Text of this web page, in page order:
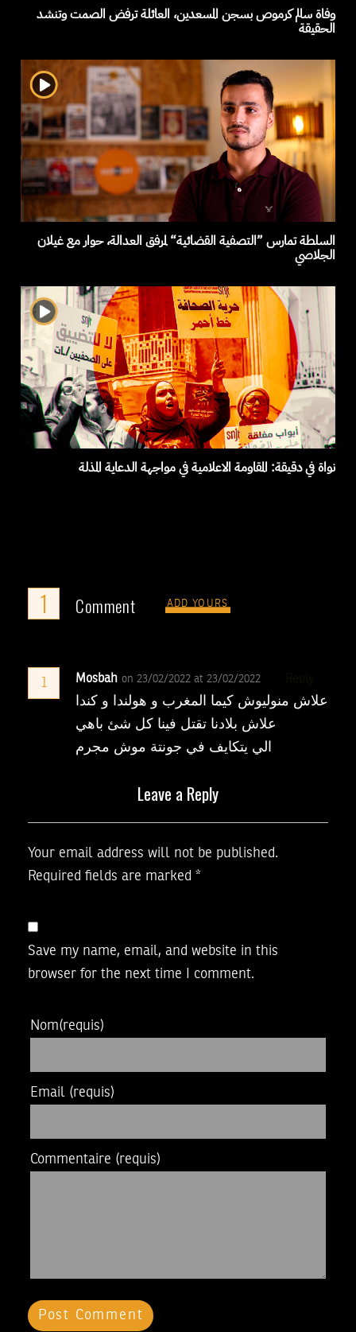
وفاة سالم كرموص بسجن المسعدين، العائلة ترفض الصمت وتنشد
الحقيقة
السلطة تمارس ”التصفية القضائية“ لمرفق العدالة، حوار مع غيلان
الجلاصي
نواة في دقيقة: المقاومة الاعلامية في مواجهة الدعاية المذلة
1 Comment ADD YOURS
1 Mosbah on 23/02/2022 at 23/02/2022
علاش منوليوش كيما المغرب و هولندا و كندا
علاش بلادنا تقتل فينا كل شئ باهي
الي يتكايف في جونتة موش مجرم
Leave a Reply
Your email address will not be published.
Required fields are marked *
Save my name, email, and website in this
browser for the next time I comment.
Nom(requis)
Email (requis)
Commentaire (requis)